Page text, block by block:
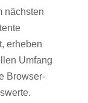
nächsten
erheben
Umfang
Browser-